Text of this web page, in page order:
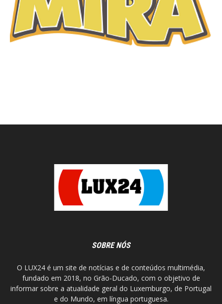
SOBRE NÓS
O LUX24 é um site de notícias e de conteúdos multimédia,
fundado em 2018, no Grão-Ducado, com o objetivo de
informar sobre a atualidade geral do Luxemburgo, de Portugal
e do Mundo, em língua portuguesa.